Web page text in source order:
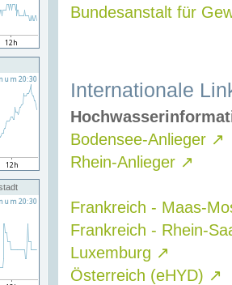
Bundesanstalt für
Internationale
Bodensee-Anlieger ↗
Rhein-Anlieger ↗
Frankreich - Maas-
Frankreich - Rhein-
Luxemburg ↗
Österreich (eHYD) ↗